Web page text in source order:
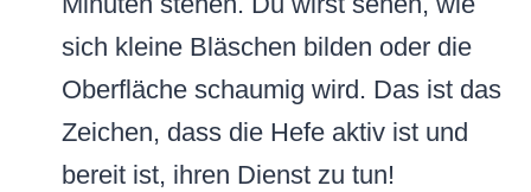
sich kleine Bläschen bilden oder die
Oberfläche schaumig wird. Das ist das
Zeichen, dass die Hefe aktiv ist und
bereit ist, ihren Dienst zu tun!